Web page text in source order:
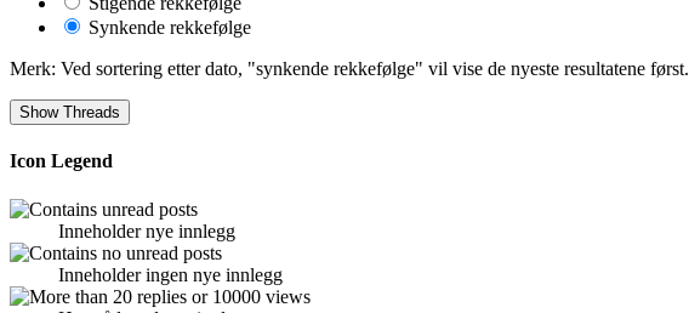
Synkende rekkefølge
Merk: Ved sortering etter dato, "synkende rekkefølge" vil vise de nyeste resultatene først.
Icon Legend
Inneholder nye innlegg
Inneholder ingen nye innlegg